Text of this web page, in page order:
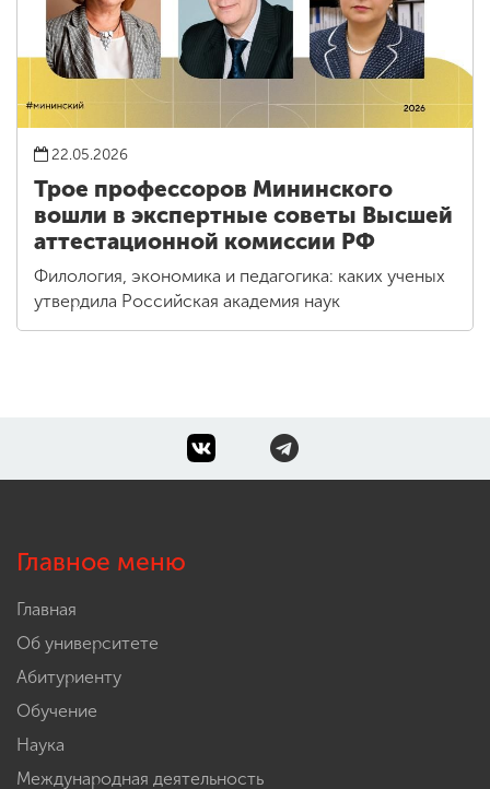
22.05.2026
Трое профессоров Мининского
вошли в экспертные советы Высшей
аттестационной комиссии РФ
Филология, экономика и педагогика: каких ученых
утвердила Российская академия наук
Главное меню
Главная
Об университете
Абитуриенту
Обучение
Наука
Международная деятельность